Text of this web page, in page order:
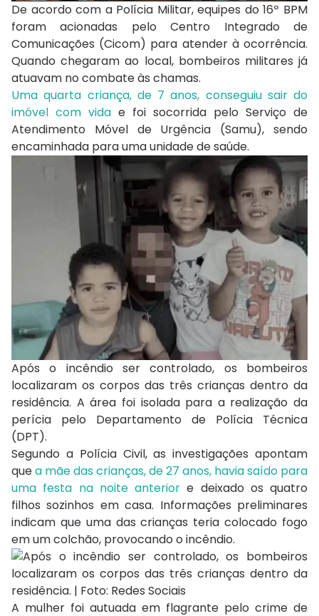
De acordo com a Polícia Militar, equipes do 16º BPM
foram acionadas pelo Centro Integrado de
Comunicações (Cicom) para atender à ocorrência.
Quando chegaram ao local, bombeiros militares já
atuavam no combate às chamas.
Uma quarta criança, de 7 anos, conseguiu sair do
imóvel com vida e foi socorrida pelo Serviço de
Atendimento Móvel de Urgência (Samu), sendo
encaminhada para uma unidade de saúde.
Após o incêndio ser controlado, os bombeiros
localizaram os corpos das três crianças dentro da
residência. A área foi isolada para a realização da
perícia pelo Departamento de Polícia Técnica
(DPT).
Segundo a Polícia Civil, as investigações apontam
quea mãe das crianças, de 27 anos, havia saído para
uma festa na noite anterior e deixado os quatro
filhos sozinhos em casa. Informações preliminares
indicam que uma das crianças teria colocado fogo
em um colchão, provocando o incêndio.
A mulher foi autuada em flagrante pelo crime de